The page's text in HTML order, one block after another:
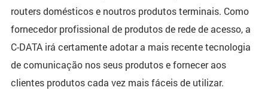
routers domésticos e noutros produtos terminais. Como
fornecedor profissional de produtos de rede de acesso, a
C-DATA irá certamente adotar a mais recente tecnologia
de comunicação nos seus produtos e fornecer aos
clientes produtos cada vez mais fáceis de utilizar.